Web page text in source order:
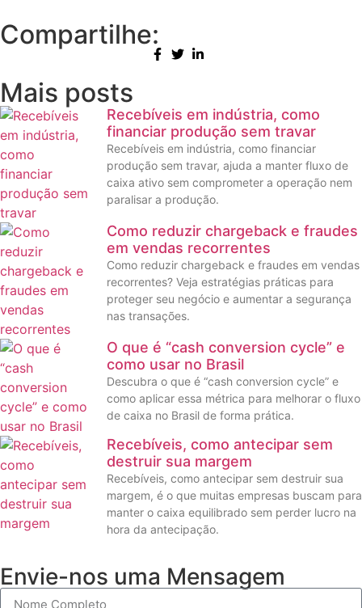
Compartilhe:
Mais posts
Recebíveis em indústria, como
financiar produção sem travar
Recebíveis em indústria, como financiar
produção sem travar, ajuda a manter fluxo de
caixa ativo sem comprometer a operação nem
paralisar a produção.
Como reduzir chargeback e fraudes
em vendas recorrentes
Como reduzir chargeback e fraudes em vendas
recorrentes? Veja estratégias práticas para
proteger seu negócio e aumentar a segurança
nas transações.
O que é “cash conversion cycle” e
como usar no Brasil
Descubra o que é “cash conversion cycle” e
como aplicar essa métrica para melhorar o fluxo
de caixa no Brasil de forma prática.
Recebíveis, como antecipar sem
destruir sua margem
Recebíveis, como antecipar sem destruir sua
margem, é o que muitas empresas buscam para
manter o caixa equilibrado sem perder lucro na
hora da antecipação.
Envie-nos uma Mensagem